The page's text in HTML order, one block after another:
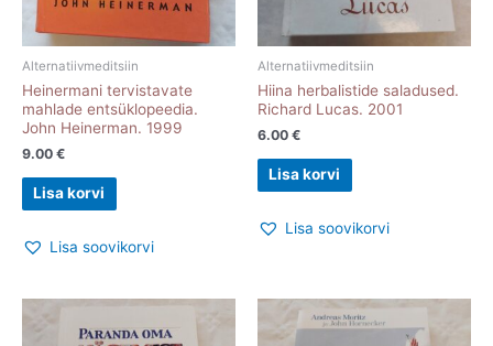
Alternatiivmeditsiin
Heinermani tervistavate
mahlade entsüklopeedia.
John Heinerman. 1999
9.00 €
Lisa korvi
Lisa soovikorvi
Alternatiivmeditsiin
Hiina herbalistide saladused.
Richard Lucas. 2001
6.00 €
Lisa korvi
Lisa soovikorvi